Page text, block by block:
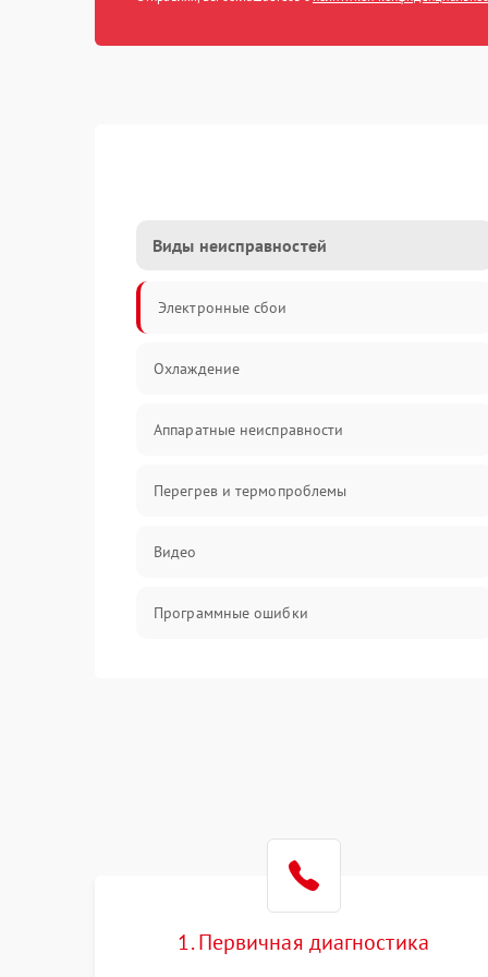
Виды неисправностей
Электронные сбои
Охлаждение
Аппаратные неисправности
Перегрев и термопроблемы
Видео
Программные ошибки
Электронные компоненты
1. Первичная диагностика